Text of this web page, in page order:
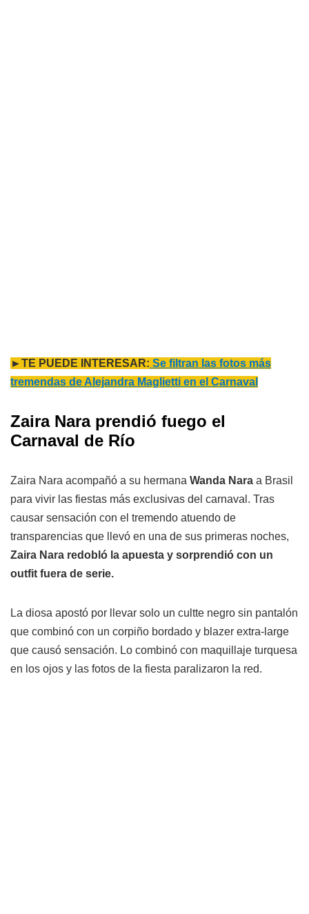
►TE PUEDE INTERESAR: Se filtran las fotos más
tremendas de Alejandra Maglietti en el Carnaval
Zaira Nara prendió fuego el
Carnaval de Río
Zaira Nara acompañó a su hermana Wanda Nara a Brasil
para vivir las fiestas más exclusivas del carnaval. Tras
causar sensación con el tremendo atuendo de
transparencias que llevó en una de sus primeras noches,
Zaira Nara redobló la apuesta y sorprendió con un
outfit fuera de serie.
La diosa apostó por llevar solo un cultte negro sin pantalón
que combinó con un corpiño bordado y blazer extra-large
que causó sensación. Lo combinó con maquillaje turquesa
en los ojos y las fotos de la fiesta paralizaron la red.